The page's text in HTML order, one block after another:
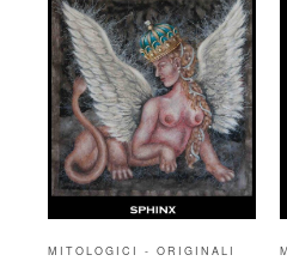
MITOLOGICI - ORIGINALI